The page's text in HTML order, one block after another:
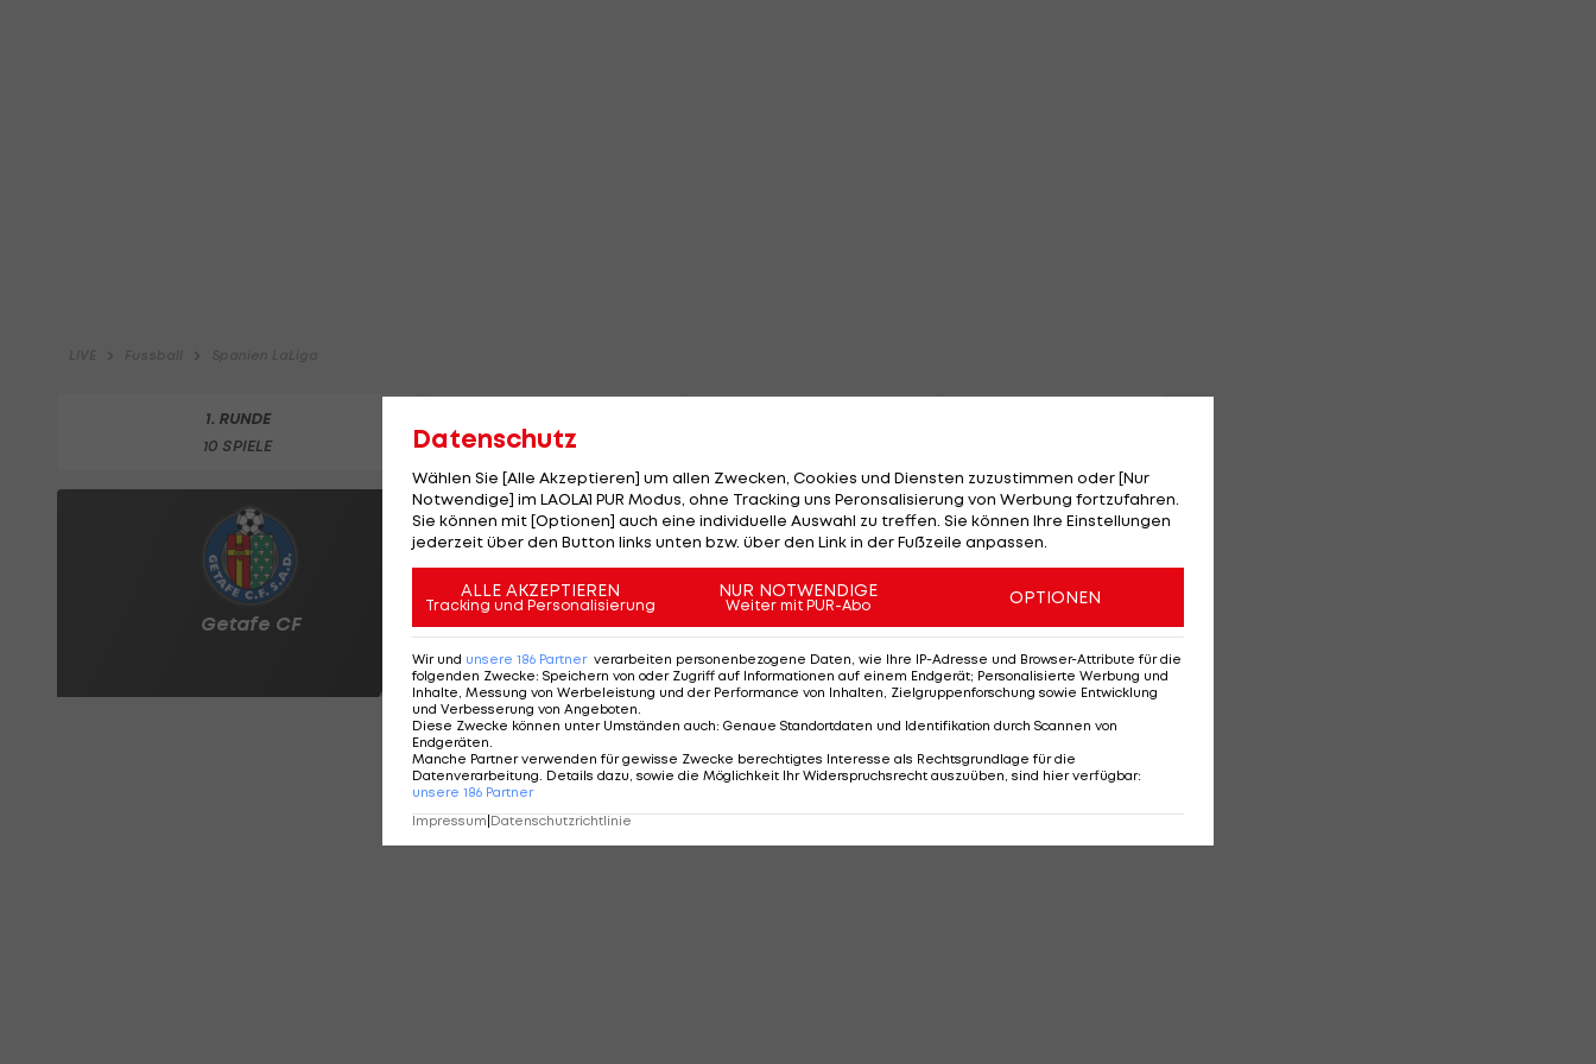
Datenschutz
Wählen Sie [Alle Akzeptieren] um allen Zwecken, Cookies und Diensten zuzustimmen oder [Nur
Notwendige] im LAOLA1 PUR Modus, ohne Tracking uns Peronsalisierung von Werbung fortzufahren.
Sie können mit [Optionen] auch eine individuelle Auswahl zu treffen. Sie können Ihre Einstellungen
jederzeit über den Button links unten bzw. über den Link in der Fußzeile anpassen.
ALLE AKZEPTIEREN
Tracking und Personalisierung
NUR NOTWENDIGE
Weiter mit PUR-Abo OPTIONEN
Wir und unsere 186 Partner verarbeiten personenbezogene Daten, wie Ihre IP-Adresse und Browser-Attribute für die
folgenden Zwecke: Speichern von oder Zugriff auf Informationen auf einem Endgerät; Personalisierte Werbung und
Inhalte, Messung von Werbeleistung und der Performance von Inhalten, Zielgruppenforschung sowie Entwicklung
und Verbesserung von Angeboten
Diese Zwecke können unter Umständen auch: Genaue Standortdaten und Identifikation durch Scannen von
Endgeräten
Manche Partner verwenden für gewisse Zwecke berechtigtes Interesse als Rechtsgrundlage für die
Datenverarbeitung. Details dazu, sowie die Möglichkeit Ihr Widerspruchsrecht auszuüben, sind hier verfügbar:
unsere 186 Partner
Impressum|Datenschutzrichtlinie